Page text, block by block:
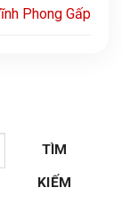
Phong Gấp
TÌM
KIẾM